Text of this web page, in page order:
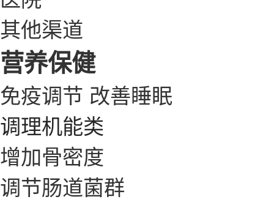
其他渠道
营养保健
免疫调节 改善睡眠
调理机能类
增加骨密度
调节肠道菌群